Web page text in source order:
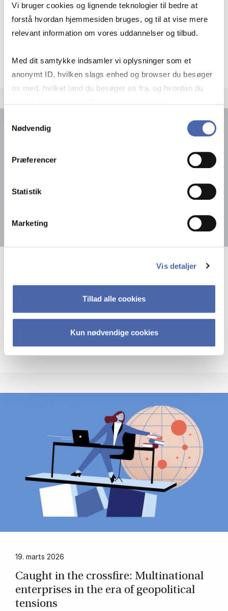
Vi bruger cookies og lignende teknologier til bedre at
forstå hvordan hjemmesiden bruges, og til at vise mere
relevant information om vores uddannelser og tilbud.
Med dit samtykke indsamler vi oplysninger som et
anonymt ID, hvilken slags enhed og browser du besøger
os med, hvilket land du besøger os fra, og hvordan du
markedsføring. Du bestemmer selv - og kan altid trække
Nødvendig
Præferencer
Statistik
Marketing
Vis detaljer
Tillad alle cookies
Kun nødvendige cookies
How In­ve­sting Abro­ad Can Cre­a­te Jobs
at Home
co­mes to Glo­bal Stra­te­gy re­search
Gover­n­ments are stra­te­gi­sts when it
19. marts 2026
Caught in the cros­sfi­re: Mul­ti­na­tio­nal
en­ter­pri­ses in the era of ge­opo­li­ti­cal
ten­sions